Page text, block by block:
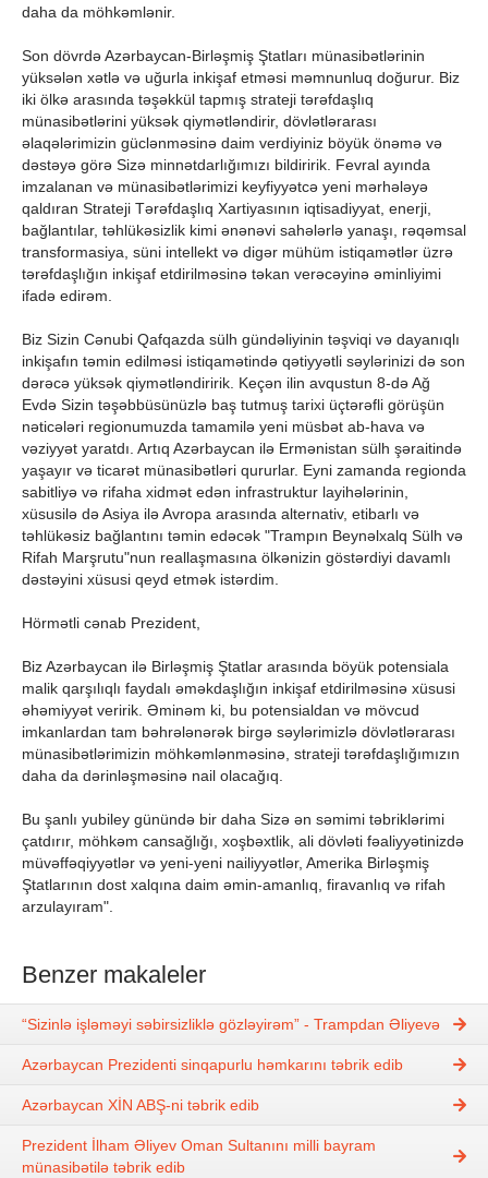
daha da möhkəmlənir.
Son dövrdə Azərbaycan-Birləşmiş Ştatları münasibətlərinin
yüksələn xətlə və uğurla inkişaf etməsi məmnunluq doğurur. Biz
iki ölkə arasında təşəkkül tapmış strateji tərəfdaşlıq
münasibətlərini yüksək qiymətləndirir, dövlətlərarası
əlaqələrimizin güclənməsinə daim verdiyiniz böyük önəmə və
dəstəyə görə Sizə minnətdarlığımızı bildiririk. Fevral ayında
imzalanan və münasibətlərimizi keyfiyyətcə yeni mərhələyə
qaldıran Strateji Tərəfdaşlıq Xartiyasının iqtisadiyyat, enerji,
bağlantılar, təhlükəsizlik kimi ənənəvi sahələrlə yanaşı, rəqəmsal
transformasiya, süni intellekt və digər mühüm istiqamətlər üzrə
tərəfdaşlığın inkişaf etdirilməsinə təkan verəcəyinə əminliyimi
ifadə edirəm.
Biz Sizin Cənubi Qafqazda sülh gündəliyinin təşviqi və dayanıqlı
inkişafın təmin edilməsi istiqamətində qətiyyətli səylərinizi də son
dərəcə yüksək qiymətləndiririk. Keçən ilin avqustun 8-də Ağ
Evdə Sizin təşəbbüsünüzlə baş tutmuş tarixi üçtərəfli görüşün
nəticələri regionumuzda tamamilə yeni müsbət ab-hava və
vəziyyət yaratdı. Artıq Azərbaycan ilə Ermənistan sülh şəraitində
yaşayır və ticarət münasibətləri qururlar. Eyni zamanda regionda
sabitliyə və rifaha xidmət edən infrastruktur layihələrinin,
xüsusilə də Asiya ilə Avropa arasında alternativ, etibarlı və
təhlükəsiz bağlantını təmin edəcək "Trampın Beynəlxalq Sülh və
Rifah Marşrutu"nun reallaşmasına ölkənizin göstərdiyi davamlı
dəstəyini xüsusi qeyd etmək istərdim.
Hörmətli cənab Prezident,
Biz Azərbaycan ilə Birləşmiş Ştatlar arasında böyük potensiala
malik qarşılıqlı faydalı əməkdaşlığın inkişaf etdirilməsinə xüsusi
əhəmiyyət veririk. Əminəm ki, bu potensialdan və mövcud
imkanlardan tam bəhrələnərək birgə səylərimizlə dövlətlərarası
münasibətlərimizin möhkəmlənməsinə, strateji tərəfdaşlığımızın
daha da dərinləşməsinə nail olacağıq.
Bu şanlı yubiley günündə bir daha Sizə ən səmimi təbriklərimi
çatdırır, möhkəm cansağlığı, xoşbəxtlik, ali dövləti fəaliyyətinizdə
müvəffəqiyyətlər və yeni-yeni nailiyyətlər, Amerika Birləşmiş
Ştatlarının dost xalqına daim əmin-amanlıq, firavanlıq və rifah
arzulayıram".
Benzer makaleler
“Sizinlə işləməyi səbirsizliklə gözləyirəm” - Trampdan Əliyevə
Azərbaycan Prezidenti sinqapurlu həmkarını təbrik edib
Azərbaycan XİN ABŞ-ni təbrik edib
Prezident İlham Əliyev Oman Sultanını milli bayram
münasibətilə təbrik edib